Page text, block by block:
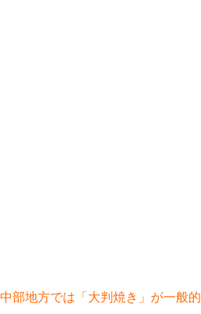
中部地方では「大判焼き」が一般的